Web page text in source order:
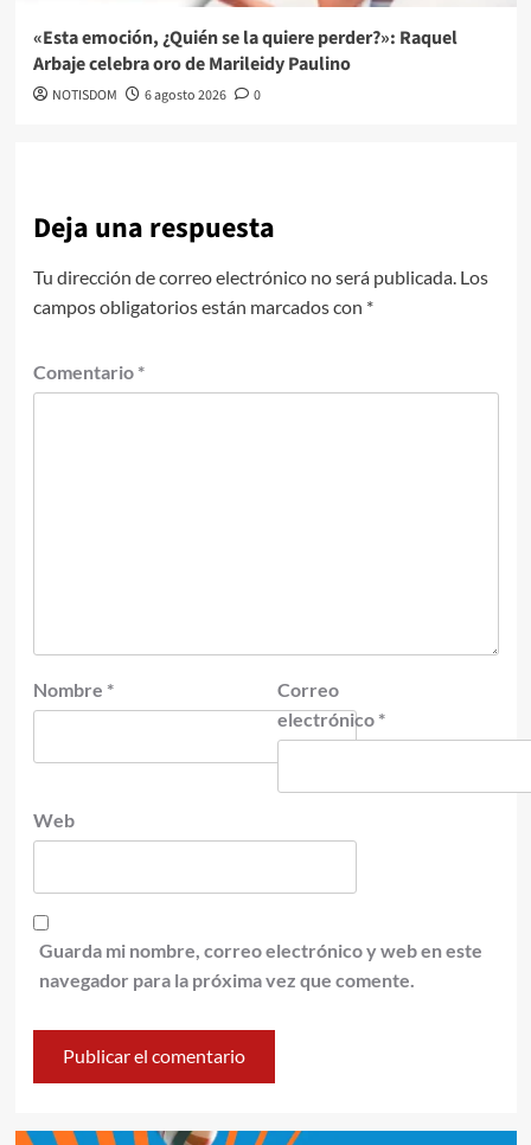
«Esta emoción, ¿Quién se la quiere perder?»: Raquel
Arbaje celebra oro de Marileidy Paulino
NOTISDOM 6 agosto 2026 0
Deja una respuesta
Tu dirección de correo electrónico no será publicada. Los
campos obligatorios están marcados con *
Comentario *
Nombre *
Correo
electrónico *
Web
Guarda mi nombre, correo electrónico y web en este
navegador para la próxima vez que comente.